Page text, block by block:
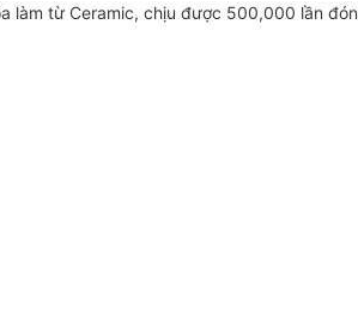
làm từ Ceramic, chịu được 500,000 lần